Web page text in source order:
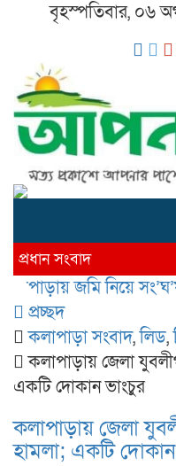
বৃহস্পতিবার, ০৬
প্রধান সংবাদ
জমি নিয়ে সং’ঘ’র্ষ,
প্রচ্ছদ
কলাপাড়া সংবাদ,লিড,
কলাপাড়ায় জেলা
একটি দোকান ভাংচুর
কলাপাড়ায় জেলা
হামলা; একটি